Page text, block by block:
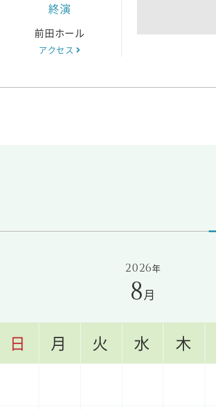
終演
前田ホール
アクセス
2026年
8月
日 月 火 水 木